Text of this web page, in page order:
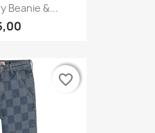
Beanie &...
favorite_border
favorite_border